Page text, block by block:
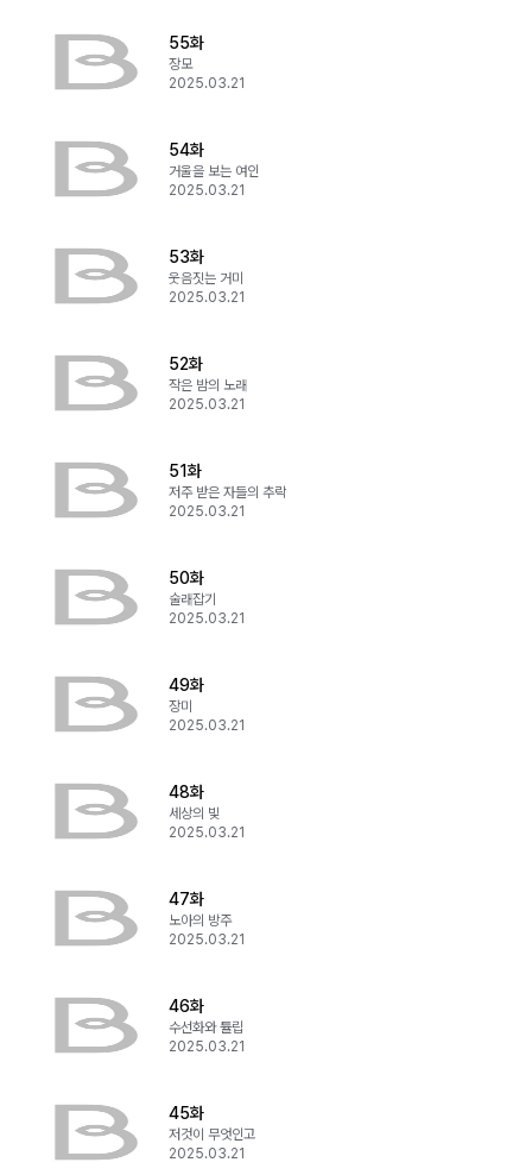
55화
장모
2025.03.21
54화
거울을 보는 여인
2025.03.21
53화
웃음짓는 거미
2025.03.21
52화
작은 밤의 노래
2025.03.21
51화
저주 받은 자들의 추락
2025.03.21
50화
술래잡기
2025.03.21
49화
장미
2025.03.21
48화
세상의 빛
2025.03.21
47화
노아의 방주
2025.03.21
46화
수선화와 튤립
2025.03.21
45화
저것이 무엇인고
2025.03.21